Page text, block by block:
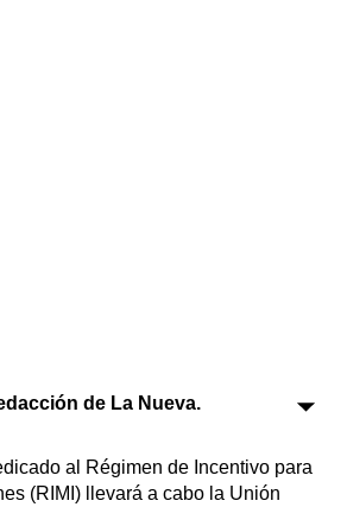
de La Nueva.
al Régimen de Incentivo para
(RIMI) llevará a cabo la Unión